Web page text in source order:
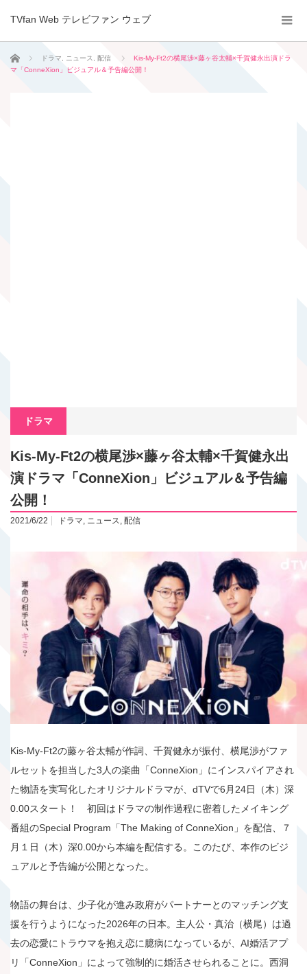
TVfan Web テレビファン ウェブ
ホーム ドラマ ニュース 配信
Kis-My-Ft2の横尾渉×藤ヶ谷太輔×千賀健永出演ドラ
マ「ConneXion」ビジュアル＆予告編公開！
ドラマ
Kis-My-Ft2の横尾渉×藤ヶ谷太輔×千賀健永出
演ドラマ「ConneXion」ビジュアル＆予告編
公開！
2021/6/22 ドラマ, ニュース, 配信
Kis-My-Ft2の藤ヶ谷太輔が作詞、千賀健永が振付、横尾渉がファ
ルセットを担当した3人の楽曲「ConneXion」にインスパイアされ
た物語を実写化したオリジナルドラマが、dTVで6月24日（木）深
0.00スタート！ 初回はドラマの制作過程に密着したメイキング
番組のSpecial Program「The Making of ConneXion」を配信、７
月１日（木）深0.00から本編を配信する。このたび、本作のビジ
ュアルと予告編が公開となった。
物語の舞台は、少子化が進み政府がパートナーとのマッチング支
援を行うようになった2026年の日本。主人公・真治（横尾）は過
去の恋愛にトラウマを抱え恋に臆病になっているが、AI婚活アプ
リ「ConneXion」によって強制的に婚活させられることに。西洞